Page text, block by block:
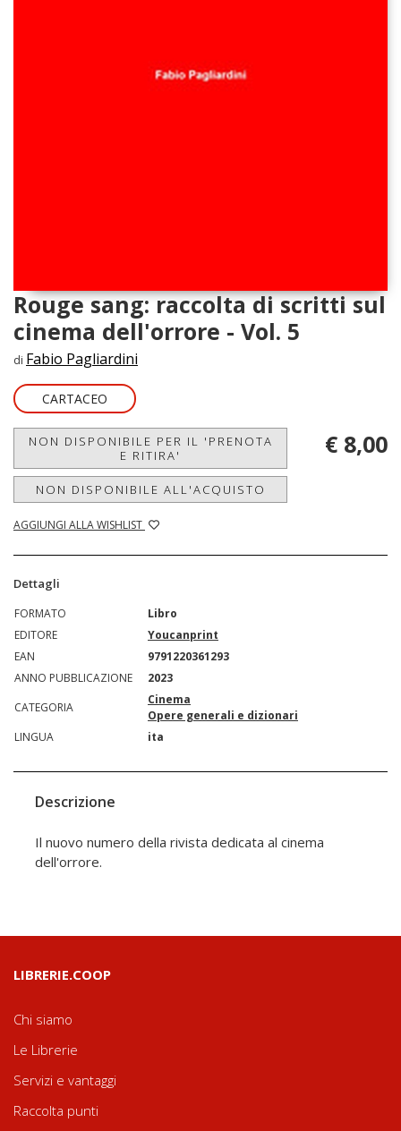
Rouge sang: raccolta di scritti sul
cinema dell'orrore - Vol. 5
di Fabio Pagliardini
CARTACEO
NON DISPONIBILE PER IL 'PRENOTA
E RITIRA'
NON DISPONIBILE ALL'ACQUISTO
AGGIUNGI ALLA WISHLIST
€ 8,00
Dettagli
FORMATO
Libro
EDITORE
Youcanprint
EAN
9791220361293
ANNO PUBBLICAZIONE
2023
CATEGORIA
Cinema
Opere generali e dizionari
LINGUA
ita
Descrizione
Il nuovo numero della rivista dedicata al cinema
dell'orrore.
LIBRERIE.COOP
Chi siamo
Le Librerie
Servizi e vantaggi
Raccolta punti